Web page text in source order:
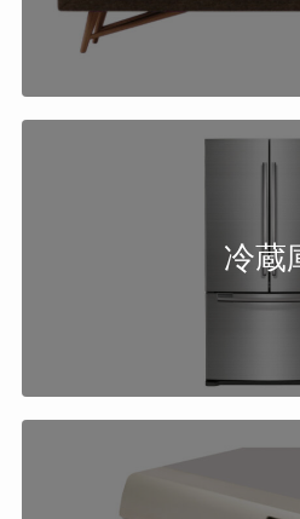
冷蔵